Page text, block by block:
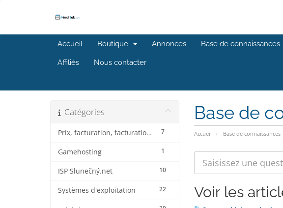
Accueil Boutique Annonces Base de connaissances
Affiliés Nous contacter
Base de
Accueil Base de connaissances
Catégories
7
Prix, facturation, facturation et réductions
1
Gamehosting
10
ISP Slunečný.net
22
Systèmes d'exploitation Voir les